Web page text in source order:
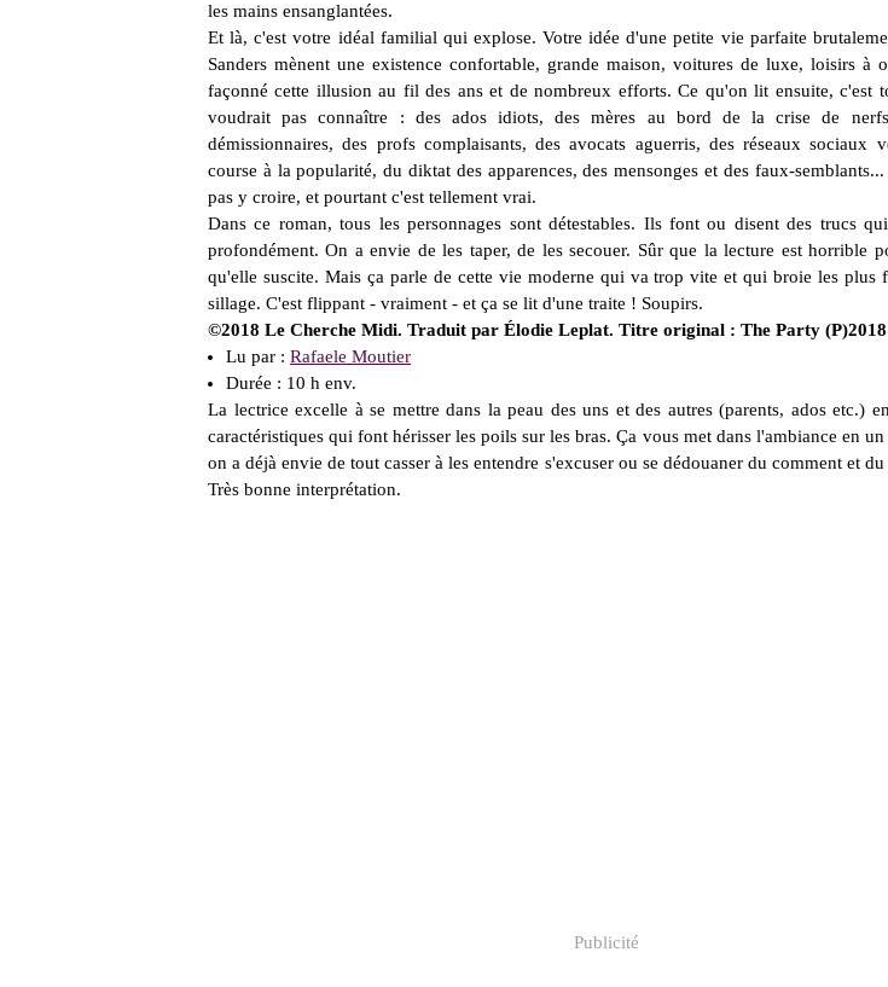
les mains ensanglantées.
Et là, c'est votre idéal familial qui explose. Votre idée d'une petite vie parfaite
Sanders mènent une existence confortable, grande maison, voitures de luxe, loisirs à
façonné cette illusion au fil des ans et de nombreux efforts. Ce qu'on lit ensuite, c'est
voudrait pas connaître : des ados idiots, des mères au bord de la crise de
démissionnaires, des profs complaisants, des avocats aguerris, des réseaux sociaux
course à la popularité, du diktat des apparences, des mensonges et des faux-
pas y croire, et pourtant c'est tellement vrai.
Dans ce roman, tous les personnages sont détestables. Ils font ou disent des trucs
profondément. On a envie de les taper, de les secouer. Sûr que la lecture est horrible
qu'elle suscite. Mais ça parle de cette vie moderne qui va trop vite et qui broie les plus
sillage. C'est flippant - vraiment - et ça se lit d'une traite ! Soupirs.
©2018 Le Cherche Midi. Traduit par Élodie Leplat. Titre original : The Party
Lu par : Rafaele Moutier
Durée : 10 h env.
La lectrice excelle à se mettre dans la peau des uns et des autres (parents, ados etc.)
caractéristiques qui font hérisser les poils sur les bras. Ça vous met dans l'ambiance en
on a déjà envie de tout casser à les entendre s'excuser ou se dédouaner du comment et
Très bonne interprétation.
Publicité